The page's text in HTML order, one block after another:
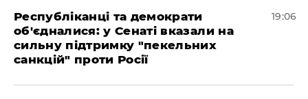
Республіканці та демократи
об'єдналися: у Сенаті вказали на
сильну підтримку "пекельних
санкцій" проти Росії
19:06